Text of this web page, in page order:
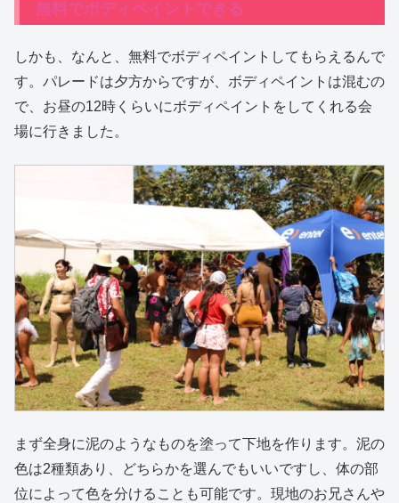
無料でボディペイントできる
しかも、なんと、無料でボディペイントしてもらえるんで
す。パレードは夕方からですが、ボディペイントは混むの
で、お昼の12時くらいにボディペイントをしてくれる会
場に行きました。
まず全身に泥のようなものを塗って下地を作ります。泥の
色は2種類あり、どちらかを選んでもいいですし、体の部
位によって色を分けることも可能です。現地のお兄さんや